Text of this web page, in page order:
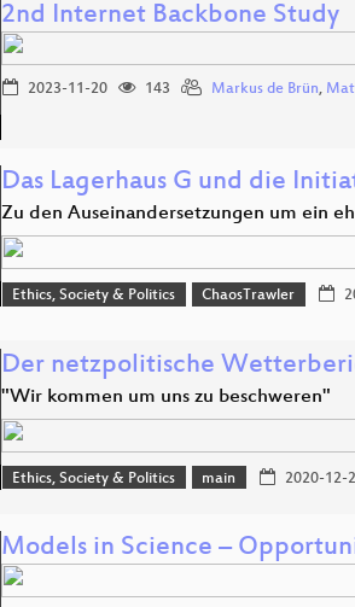
2nd Internet Backbone Study
2023-11-20 143 Markus de Brün,
Das Lagerhaus G und die
Zu den Auseinandersetzungen um ein
Ethics, Society & Politics ChaosTrawler
Der netzpolitische
"Wir kommen um uns zu beschweren"
Ethics, Society & Politics main 2020-12-
Models in Science –